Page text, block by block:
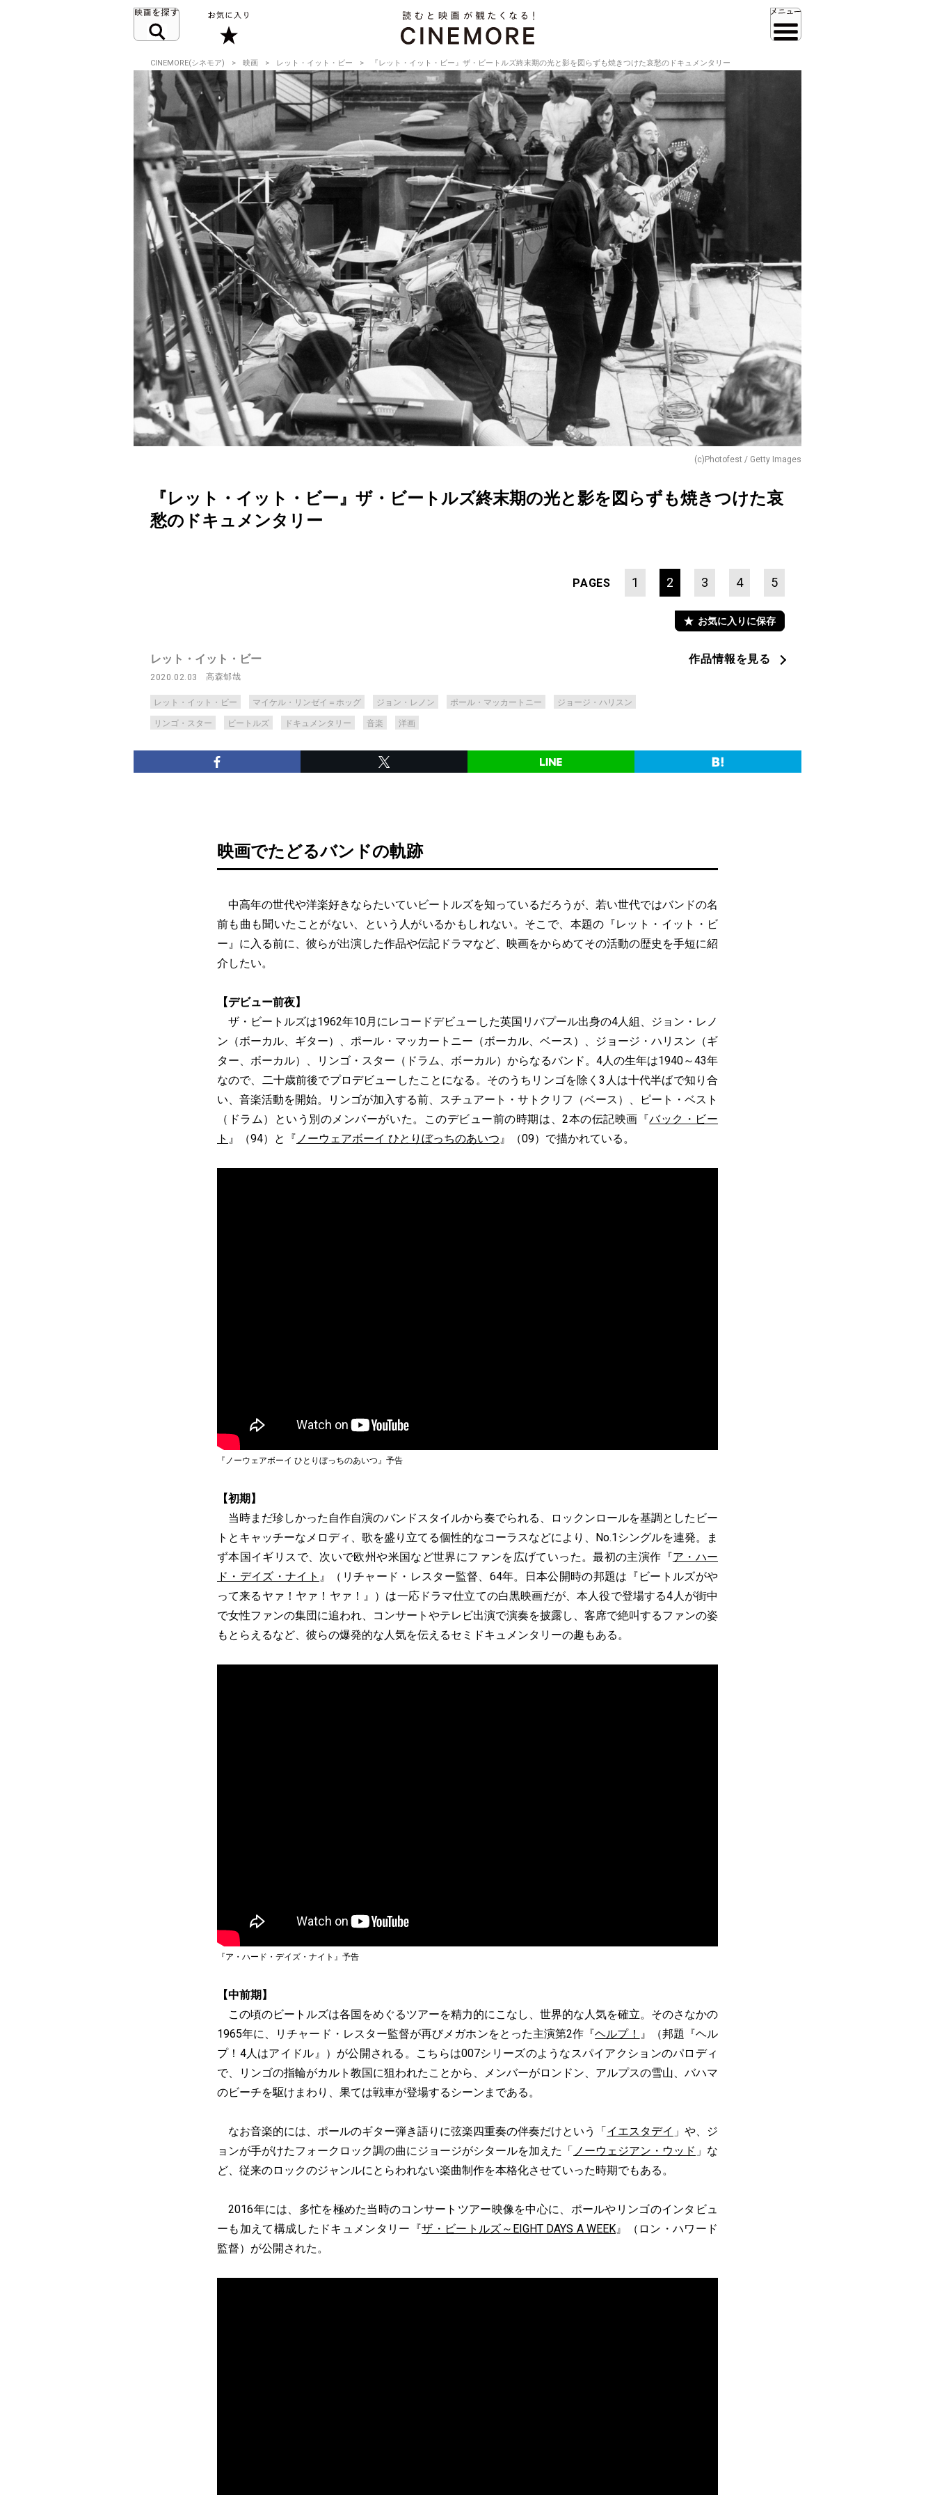
CINEMORE(シネモア) 映画 レット・イット・ビー 『レット・イット・ビー』ザ・ビートルズ終末期の光と影を図らずも焼きつけた哀愁のドキュメンタリー
(c)Photofest / Getty Images
『レット・イット・ビー』ザ・ビートルズ終末期の光と影を図らずも焼きつけた哀
愁のドキュメンタリー
PAGES 1 2 3 4 5
お気に入りに保存
レット・イット・ビー
2020.02.03 高森郁哉
レット・イット・ビー マイケル・リンゼイ＝ホッグ ジョン・レノン ポール・マッカートニー ジョージ・ハリスン
リンゴ・スター ビートルズ ドキュメンタリー 音楽 洋画
作品情報を見る
映画でたどるバンドの軌跡
中高年の世代や洋楽好きならたいていビートルズを知っているだろうが、若い世代ではバンドの名
前も曲も聞いたことがない、という人がいるかもしれない。そこで、本題の『レット・イット・ビ
ー』に入る前に、彼らが出演した作品や伝記ドラマなど、映画をからめてその活動の歴史を手短に紹
介したい。
【デビュー前夜】
ザ・ビートルズは1962年10月にレコードデビューした英国リバプール出身の4人組、ジョン・レノ
ン（ボーカル、ギター）、ポール・マッカートニー（ボーカル、ベース）、ジョージ・ハリスン（ギ
ター、ボーカル）、リンゴ・スター（ドラム、ボーカル）からなるバンド。4人の生年は1940～43年
なので、二十歳前後でプロデビューしたことになる。そのうちリンゴを除く3人は十代半ばで知り合
い、音楽活動を開始。リンゴが加入する前、スチュアート・サトクリフ（ベース）、ピート・ベスト
（ドラム）という別のメンバーがいた。このデビュー前の時期は、2本の伝記映画『バック・ビー
ト 』（94）と『 ノーウェアボーイ ひとりぼっちのあいつ』（09）で描かれている。
『ノーウェアボーイ ひとりぼっちのあいつ』予告
【初期】
当時まだ珍しかった自作自演のバンドスタイルから奏でられる、ロックンロールを基調としたビー
トとキャッチーなメロディ、歌を盛り立てる個性的なコーラスなどにより、No.1シングルを連発。ま
ず本国イギリスで、次いで欧州や米国など世界にファンを広げていった。最初の主演作『ア・ハー
ド・デイズ・ナイト 』（リチャード・レスター監督、64年。日本公開時の邦題は『ビートルズがや
って来るヤァ！ヤァ！ヤァ！』）は一応ドラマ仕立ての白黒映画だが、本人役で登場する4人が街中
で女性ファンの集団に追われ、コンサートやテレビ出演で演奏を披露し、客席で絶叫するファンの姿
もとらえるなど、彼らの爆発的な人気を伝えるセミドキュメンタリーの趣もある。
『ア・ハード・デイズ・ナイト』予告
【中前期】
この頃のビートルズは各国をめぐるツアーを精力的にこなし、世界的な人気を確立。そのさなかの
1965年に、リチャード・レスター監督が再びメガホンをとった主演第2作『ヘルプ！ 』（邦題『ヘル
プ！4人はアイドル』）が公開される。こちらは007シリーズのようなスパイアクションのパロディ
で、リンゴの指輪がカルト教国に狙われたことから、メンバーがロンドン、アルプスの雪山、バハマ
のビーチを駆けまわり、果ては戦車が登場するシーンまである。
なお音楽的には、ポールのギター弾き語りに弦楽四重奏の伴奏だけという「イエスタデイ 」や、ジ
ョンが手がけたフォークロック調の曲にジョージがシタールを加えた「 ノーウェジアン・ウッド 」な
ど、従来のロックのジャンルにとらわれない楽曲制作を本格化させていった時期でもある。
2016年には、多忙を極めた当時のコンサートツアー映像を中心に、ポールやリンゴのインタビュ
ーも加えて構成したドキュメンタリー『ザ・ビートルズ～EIGHT DAYS A WEEK』（ロン・ハワード
監督）が公開された。